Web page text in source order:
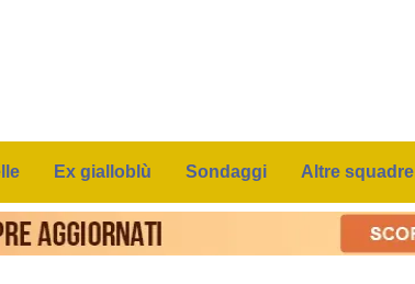
Ex gialloblù Sondaggi Altre squadre